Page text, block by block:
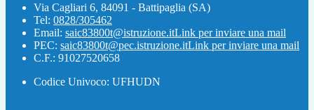
Via Cagliari 6, 84091 - Battipaglia (SA)
Tel: 0828/305462
Email: saic83800t@istruzione.itLink per inviare una mail
PEC: saic83800t@pec.istruzione.itLink per inviare una mail
C.F.: 91027520658
Codice Univoco: UFHUDN